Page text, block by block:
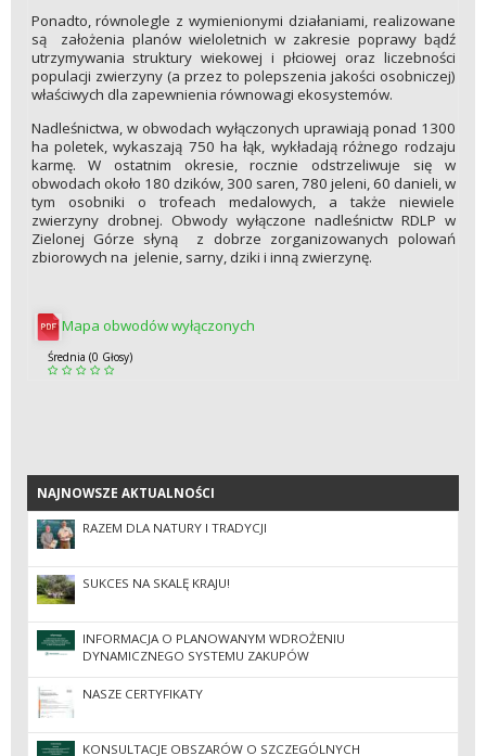
Ponadto, równolegle z wymienionymi działaniami, realizowane
są założenia planów wieloletnich w zakresie poprawy bądź
utrzymywania struktury wiekowej i płciowej oraz liczebności
populacji zwierzyny (a przez to polepszenia jakości osobniczej)
właściwych dla zapewnienia równowagi ekosystemów.
Nadleśnictwa, w obwodach wyłączonych uprawiają ponad 1300
ha poletek, wykaszają 750 ha łąk, wykładają różnego rodzaju
karmę. W ostatnim okresie, rocznie odstrzeliwuje się w
obwodach około 180 dzików, 300 saren, 780 jeleni, 60 danieli, w
tym osobniki o trofeach medalowych, a także niewiele
zwierzyny drobnej. Obwody wyłączone nadleśnictw RDLP w
Zielonej Górze słyną z dobrze zorganizowanych polowań
zbiorowych na jelenie, sarny, dziki i inną zwierzynę.
Mapa obwodów wyłączonych
Średnia (0 Głosy)
NAJNOWSZE AKTUALNOŚCI
NAJNOWSZE AKTUALNOŚCI
RAZEM DLA NATURY I TRADYCJI
SUKCES NA SKALĘ KRAJU!
INFORMACJA O PLANOWANYM WDROŻENIU
DYNAMICZNEGO SYSTEMU ZAKUPÓW
NASZE CERTYFIKATY
KONSULTACJE OBSZARÓW O SZCZEGÓLNYCH